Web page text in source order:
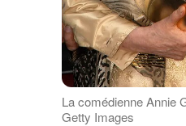
La comédienne Annie
Getty Images